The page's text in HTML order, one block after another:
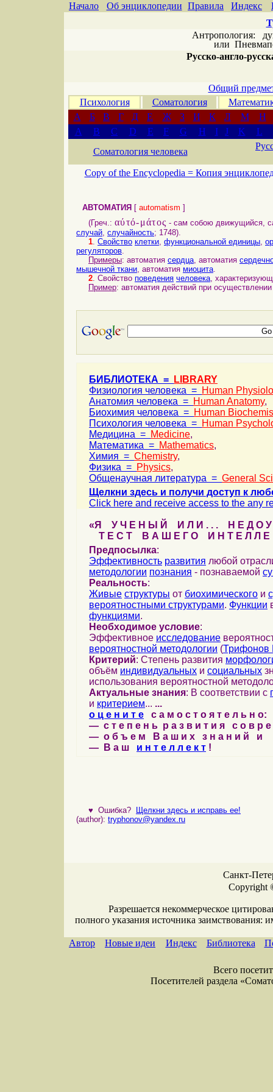
Начало Об энциклопедии Правила Индекс
Антропология:
или
Русско-англо-
Общий
Психология
Соматология
А
Б В Г Д Е Ж З И К Л М
Н
A
B C D E F G H I J K
L
Соматология человека
Copy of the Encyclopedia = Копия
АВТОМАТИЯ [ automatism ]
(Греч.: αύτό-μάτος - сам собою движущийся,
случай, случайность; 1748).
1. Свойство клетки, функциональной единицы,
регуляторов.
Примеры: автоматия сердца, автоматия
мышечной ткани, автоматия миоцита.
2. Свойство поведения человека,
Пример: автоматия действий при
БИБЛИОТЕКА =
LIBRARY
Физиология человека = Human
Анатомия человека = Human Anatomy,
Биохимия человека = Human
Психология человека = Human
Медицина = Medicine,
Математика = Mathematics,
Химия = Chemistry,
Физика = Physics,
Общенаучная литература = General
Щелкни здесь и получи доступ к
Click here and receive access to the any
«Я У Ч Е Н Ы Й И Л И . . . Н Е Д О У
Т Е С Т В А Ш Е Г О И Н Т Е Л Л Е
Предпосылка:
Эффективность развития любой
методологии познания - познаваемой
Реальность:
Живые структуры от биохимического и
вероятностными структурами. Функции
функциями.
Необходимое условие:
Эффективное исследование
вероятностной методологии (Трифонов
Критерий: Степень развития
объём индивидуальных и социальных
использования вероятностной
Актуальные знания: В соответствии с
и критерием... ...
о ц е н и т е с а м о с т о я т е л ь н о:
— с т е п е н ь р а з в и т и я с о в р
— о б ъ е м В а ш и х з н а н и й и
— В а ш и н т е л л е к т !
♥ Ошибка?
Щелкни здесь и исправь ее!
(author): tryphonov@yandex.ru
Санкт-
Copyright
Разрешается некоммерческое
полного указания источника заимствования:
Автор Новые идеи Индекс Библиотека
Всего
Посетителей раздела